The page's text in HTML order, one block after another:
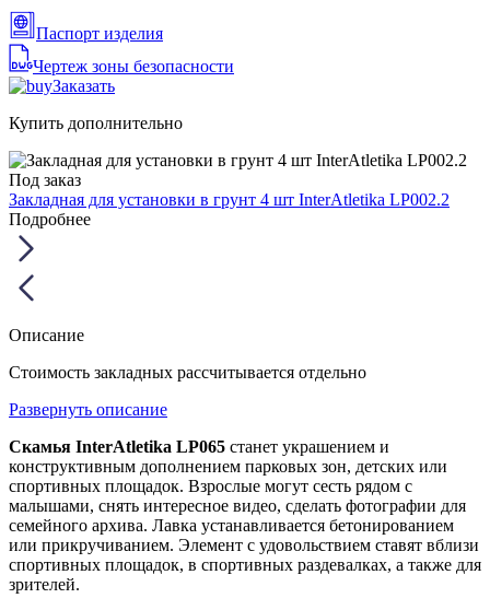
Паспорт изделия
Чертеж зоны безопасности
Заказать
Купить дополнительно
Под заказ
Закладная для установки в грунт 4 шт InterAtletika LP002.2
Подробнее
Описание
Стоимость закладных рассчитывается отдельно
Развернуть описание
Скамья InterAtletika LP065 станет украшением и
конструктивным дополнением парковых зон, детских или
спортивных площадок. Взрослые могут сесть рядом с
малышами, снять интересное видео, сделать фотографии для
семейного архива. Лавка устанавливается бетонированием
или прикручиванием. Элемент с удовольствием ставят вблизи
спортивных площадок, в спортивных раздевалках, а также для
зрителей.